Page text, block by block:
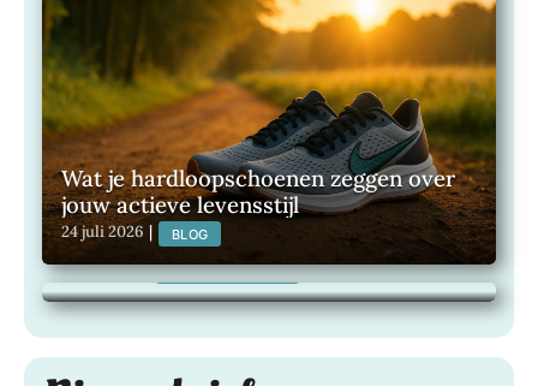
Wat je hardloopschoenen zeggen over
jouw actieve levensstijl
24 juli 2026 | BLOG
Maak van je buitenruimte een plek om
het hele jaar van te genieten
21 juli 2026 | TUINEN, WONEN,